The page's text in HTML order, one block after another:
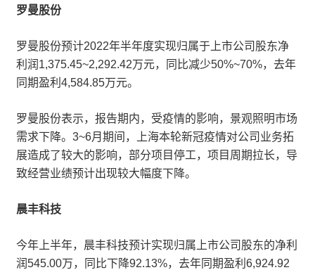
罗曼股份
罗曼股份预计2022年半年度实现归属于上市公司股东净
利润1,375.45~2,292.42万元，同比减少50%~70%，去年
同期盈利4,584.85万元。
罗曼股份表示，报告期内，受疫情的影响，景观照明市场
需求下降。3~6月期间，上海本轮新冠疫情对公司业务拓
展造成了较大的影响，部分项目停工，项目周期拉长，导
致经营业绩预计出现较大幅度下降。
晨丰科技
今年上半年，晨丰科技预计实现归属上市公司股东的净利
润545.00万，同比下降92.13%，去年同期盈利6,924.92